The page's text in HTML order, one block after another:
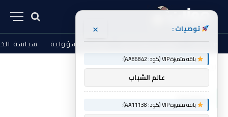
من نحن الشروط والأحكام إخلاء المسؤولية سياسة
الرئيسية » الفائدة
الفائدة
توصيات : ×
باقة متميزة VIP (كود: AA86842):
عالم الشباب
باقة متميزة VIP (كود: AA11138):